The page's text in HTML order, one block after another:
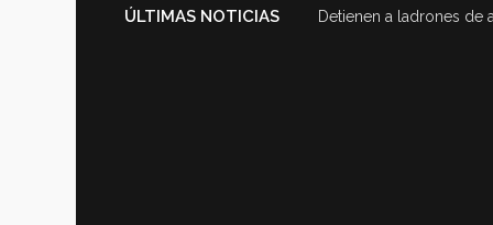
ÚLTIMAS NOTICIAS Detienen a ladrones de